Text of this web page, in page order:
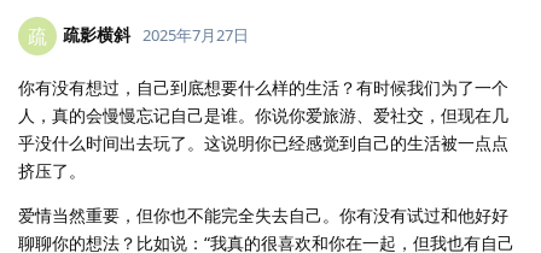
疏 疏影横斜 2025年7月27日
你有没有想过，自己到底想要什么样的生活？有时候我们为了一个
人，真的会慢慢忘记自己是谁。你说你爱旅游、爱社交，但现在几
乎没什么时间出去玩了。这说明你已经感觉到自己的生活被一点点
挤压了。
爱情当然重要，但你也不能完全失去自己。你有没有试过和他好好
聊聊你的想法？比如说：“我真的很喜欢和你在一起，但我也有自己